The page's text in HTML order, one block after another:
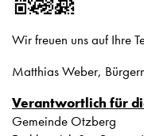
Wir freuen uns auf Ihre
Matthias Weber,
Verantwortlich für
Gemeinde Otzberg